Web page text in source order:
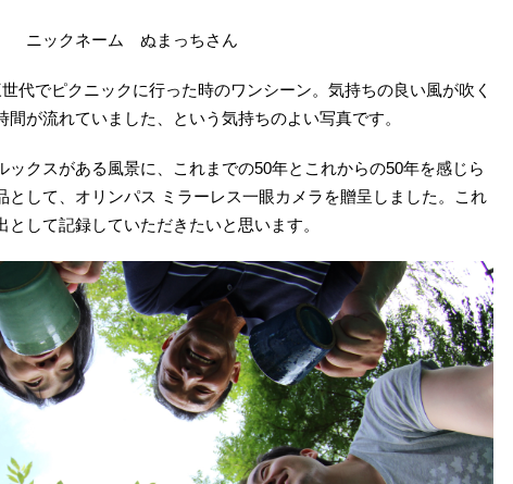
ニックネーム ぬまっちさん
代でピクニックに行った時のワンシーン。気持ちの良い風が吹く
が流れていました、という気持ちのよい写真です。
ックスがある風景に、これまでの50年とこれからの50年を感じら
として、オリンパス ミラーレス一眼カメラを贈呈しました。これ
して記録していただきたいと思います。